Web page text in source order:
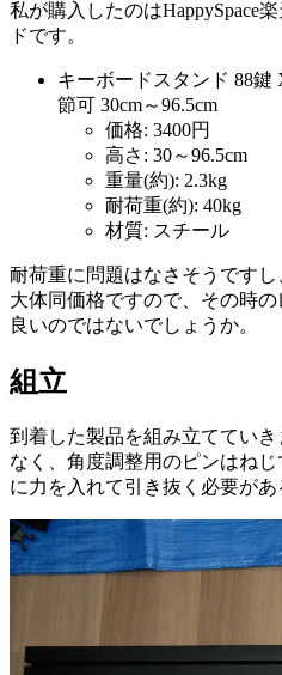
私が購入したのはHappySpace
ドです。
キーボードスタンド 88鍵
節可 30cm～96.5cm
価格: 3400円
高さ: 30～96.5cm
重量(約): 2.3kg
耐荷重(約): 40kg
材質: スチール
耐荷重に問題はなさそうです
大体同価格ですので、その時
良いのではないでしょうか。
組立
到着した製品を組み立ててい
なく、角度調整用のピンはね
に力を入れて引き抜く必要があ